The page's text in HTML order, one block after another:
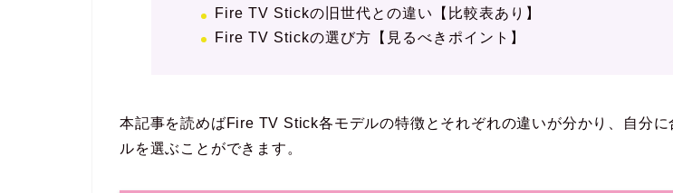
Fire TV Stickの旧世代との違い【比較表あり】
Fire TV Stickの選び方【見るべきポイント】
本記事を読めばFire TV Stick各モデルの特徴とそれぞれの違いが分かり、自分に
ルを選ぶことができます。